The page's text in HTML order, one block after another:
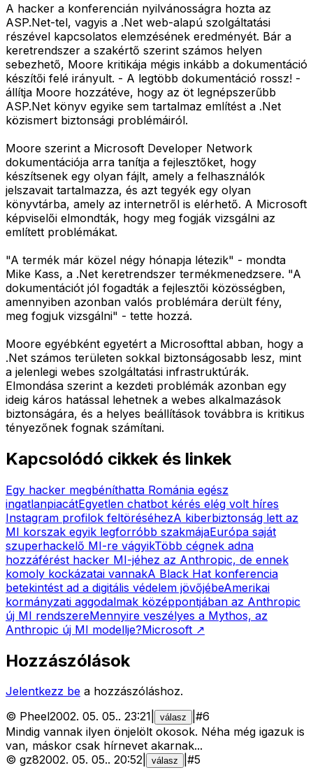
A hacker a konferencián nyilvánosságra hozta az
ASP.Net-tel, vagyis a .Net web-alapú szolgáltatási
részével kapcsolatos elemzésének eredményét. Bár a
keretrendszer a szakértő szerint számos helyen
sebezhető, Moore kritikája mégis inkább a dokumentáció
készítői felé irányult. - A legtöbb dokumentáció rossz! -
állítja Moore hozzátéve, hogy az öt legnépszerűbb
ASP.Net könyv egyike sem tartalmaz említést a .Net
közismert biztonsági problémáiról.
Moore szerint a Microsoft Developer Network
dokumentációja arra tanítja a fejlesztőket, hogy
készítsenek egy olyan fájlt, amely a felhasználók
jelszavait tartalmazza, és azt tegyék egy olyan
könyvtárba, amely az internetről is elérhető. A Microsoft
képviselői elmondták, hogy meg fogják vizsgálni az
említett problémákat.
"A termék már közel négy hónapja létezik" - mondta
Mike Kass, a .Net keretrendszer termékmenedzsere. "A
dokumentációt jól fogadták a fejlesztői közösségben,
amennyiben azonban valós problémára derült fény,
meg fogjuk vizsgálni" - tette hozzá.
Moore egyébként egyetért a Microsofttal abban, hogy a
.Net számos területen sokkal biztonságosabb lesz, mint
a jelenlegi webes szolgáltatási infrastruktúrák.
Elmondása szerint a kezdeti problémák azonban egy
ideig káros hatással lehetnek a webes alkalmazások
biztonságára, és a helyes beállítások továbbra is kritikus
tényezőnek fognak számítani.
Kapcsolódó cikkek és linkek
Egy hacker megbéníthatta Románia egész
ingatlanpiacátEgyetlen chatbot kérés elég volt híres
Instagram profilok feltöréséhezA kiberbiztonság lett az
MI korszak egyik legforróbb szakmájaEurópa saját
szuperhackelő MI-re vágyikTöbb cégnek adna
hozzáférést hacker MI-jéhez az Anthropic, de ennek
komoly kockázatai vannakA Black Hat konferencia
betekintést ad a digitális védelem jövőjébeAmerikai
kormányzati aggodalmak középpontjában az Anthropic
új MI rendszereMennyire veszélyes a Mythos, az
Anthropic új MI modellje?Microsoft ↗
Hozzászólások
Jelentkezz be a hozzászóláshoz.
© Pheel2002. 05. 05.. 23:21 válasz #6
Mindig vannak ilyen önjelölt okosok. Néha még igazuk is
van, máskor csak hírnevet akarnak...
© gz82002. 05. 05.. 20:52 válasz #5